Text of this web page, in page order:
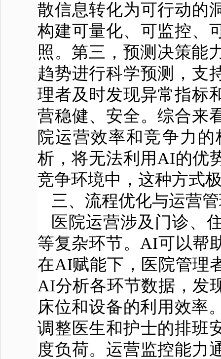
散信息转化为可行动的
构建可量化、可监控、
照。第三，预测决策能
趋势进行科学预测，支
理者及时发现异常指标
营稳健、安全。综合来
院运营效率和竞争力
析，将无法利用AI的优
竞争环境中，这种方式
三、流程优化与运营
医院运营涉及门诊、
等复杂环节。AI可以帮
在AI赋能下，医院管理
AI分析各环节数据，发
床位和设备的利用效率
调整医生和护士的排班
度负荷。运营监控能力